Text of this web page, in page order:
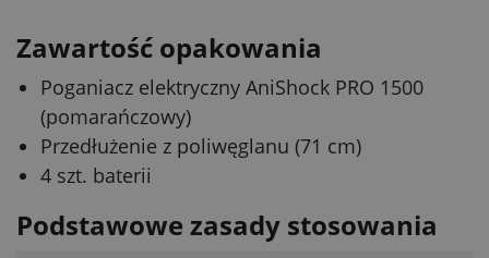
Zawartość opakowania
Poganiacz elektryczny AniShock PRO 1500
(pomarańczowy)
Przedłużenie z poliwęglanu (71 cm)
4 szt. baterii
Podstawowe zasady stosowania